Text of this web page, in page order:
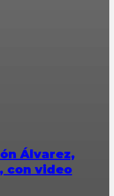
Álvarez,
con video